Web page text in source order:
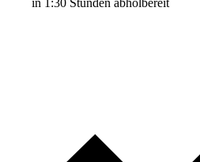
in 1:30 Stunden abholbereit